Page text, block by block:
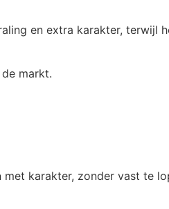
en extra karakter, terwijl
markt.
karakter, zonder vast te